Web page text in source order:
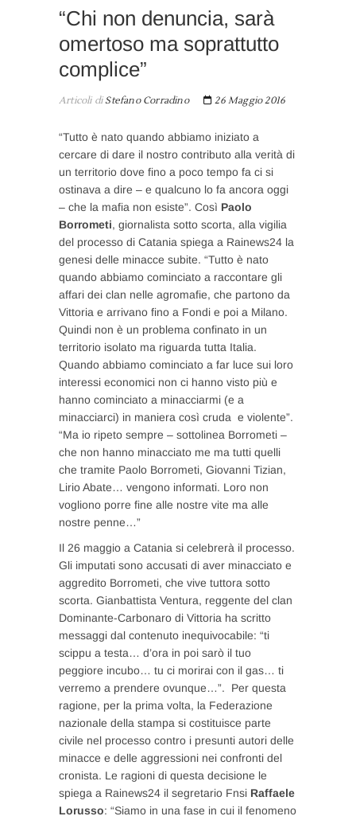
“Chi non denuncia, sarà
omertoso ma soprattutto
complice”
Articoli diStefano Corradino 26 Maggio 2016
“Tutto è nato quando abbiamo iniziato a
cercare di dare il nostro contributo alla verità di
un territorio dove fino a poco tempo fa ci si
ostinava a dire – e qualcuno lo fa ancora oggi
– che la mafia non esiste”. Così Paolo
Borrometi, giornalista sotto scorta, alla vigilia
del processo di Catania spiega a Rainews24 la
genesi delle minacce subite. “Tutto è nato
quando abbiamo cominciato a raccontare gli
affari dei clan nelle agromafie, che partono da
Vittoria e arrivano fino a Fondi e poi a Milano.
Quindi non è un problema confinato in un
territorio isolato ma riguarda tutta Italia.
Quando abbiamo cominciato a far luce sui loro
interessi economici non ci hanno visto più e
hanno cominciato a minacciarmi (e a
minacciarci) in maniera così cruda e violente”.
“Ma io ripeto sempre – sottolinea Borrometi –
che non hanno minacciato me ma tutti quelli
che tramite Paolo Borrometi, Giovanni Tizian,
Lirio Abate… vengono informati. Loro non
vogliono porre fine alle nostre vite ma alle
nostre penne…”
Il 26 maggio a Catania si celebrerà il processo.
Gli imputati sono accusati di aver minacciato e
aggredito Borrometi, che vive tuttora sotto
scorta. Gianbattista Ventura, reggente del clan
Dominante-Carbonaro di Vittoria ha scritto
messaggi dal contenuto inequivocabile: “ti
scippu a testa… d’ora in poi sarò il tuo
peggiore incubo… tu ci morirai con il gas… ti
verremo a prendere ovunque…”. Per questa
ragione, per la prima volta, la Federazione
nazionale della stampa si costituisce parte
civile nel processo contro i presunti autori delle
minacce e delle aggressioni nei confronti del
cronista. Le ragioni di questa decisione le
spiega a Rainews24 il segretario Fnsi Raffaele
Lorusso: “Siamo in una fase in cui il fenomeno